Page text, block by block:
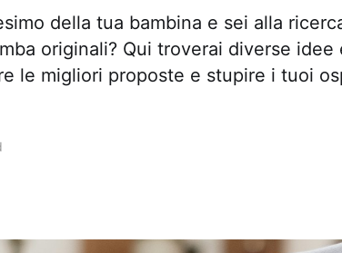
della tua bambina e sei alla
originali? Qui troverai diverse idee
le migliori proposte e stupire i tuoi